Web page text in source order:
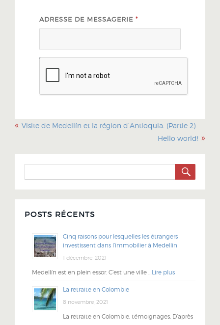
ADRESSE DE MESSAGERIE *
« Visite de Medellín et la région d’Antioquia. (Partie 2)
Hello world! »
POSTS RÉCENTS
Cinq raisons pour lesquelles les étrangers
investissent dans l’immobilier à Medellin
1 décembre, 2021
Medellín est en plein essor. C’est une ville …Lire plus
La retraite en Colombie
8 novembre, 2021
La retraite en Colombie, témoignages. D’après